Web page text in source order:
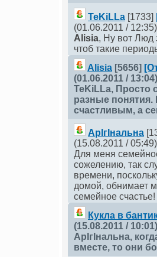
TeKiLLа [1733]
(01.06.2011 / 12:35)
Alisia, Ну вот Люд
чтоб такие
Alisia [5656]
(01.06.2011 / 13:04)
TeKiLLа, Просто
разные
счастливым, а
АрІгІнальна
(15.08.2011 / 05:49)
Для меня
сожелению, так
времени,
домой, обнимает
семейное счастье!
Кукла в
(15.08.2011 / 10:01)
АрІгІнальна,
вместе, то они